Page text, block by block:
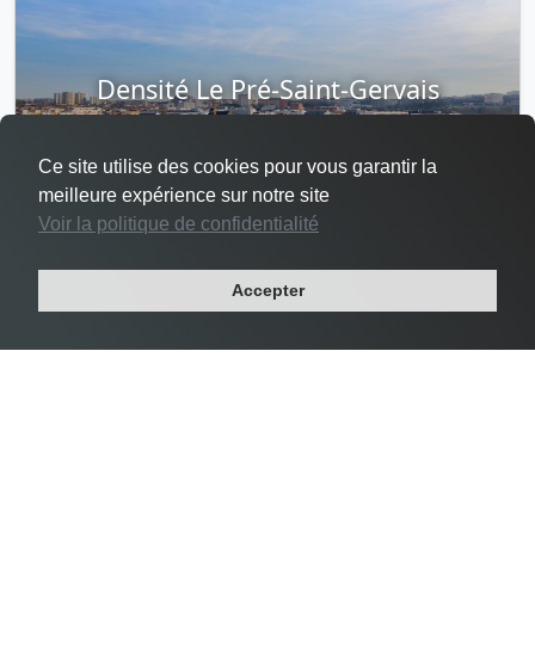
Densité Le Pré-Saint-Gervais
Département : SEINE-SAINT-DENIS
Ce site utilise des cookies pour vous garantir la
meilleure expérience sur notre site
Voir la politique de confidentialité
Accepter